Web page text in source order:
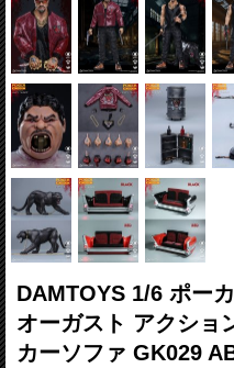
DAMTOYS 1/6 ポー
オーガスト アクショ
カーソファ GK029